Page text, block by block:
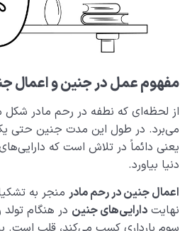
مفهوم عمل در جنین و اعمال
از لحظه‌ای که نطفه در رحم مادر شکل
می‌برد. در طول این مدت جنین حتی
یعنی دائماً در تلاش است که
دنیا بیاورد.
اعمال جنین در رحم مادر منجر به
نهایتدارایی‌های جنین در هنگام